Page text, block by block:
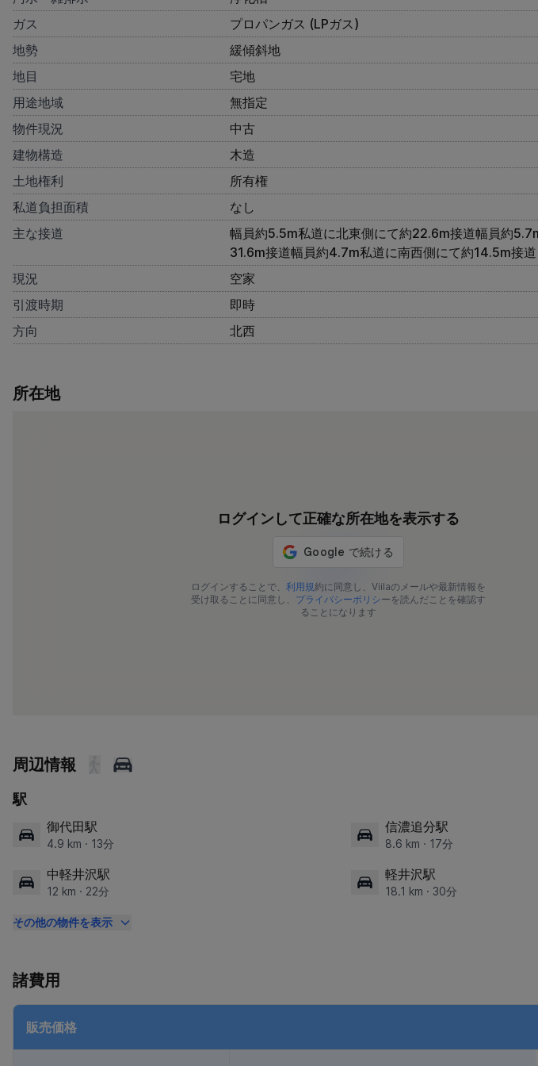
ガス
プロパンガス (LPガス)
地勢
緩傾斜地
地目
宅地
用途地域
無指定
物件現況
中古
建物構造
木造
土地権利
所有権
私道負担面積
なし
主な接道
幅員約5.5m私道に北東側にて約22.6m接道幅員約
31.6m接道幅員約4.7m私道に南西側にて約14.5m接道
現況
空家
引渡時期
即時
方向
北西
所在地
ログインして正確な所在地を表示する
ログインすることで、 利用規約に同意し、Viilaのメールや最新情報を
受け取ることに同意し、 プライバシーポリシーを読んだことを確認す
ることになります
周辺情報
駅
御代田駅
4.9 km · 13分
信濃追分駅
8.6 km · 17分
中軽井沢駅
12 km · 22分
軽井沢駅
18.1 km · 30分
その他の物件を表示
諸費用
販売価格